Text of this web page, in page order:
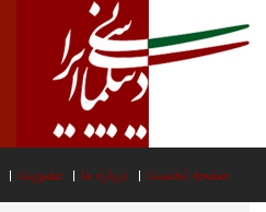
صفحه نخست درباره ما عضویت